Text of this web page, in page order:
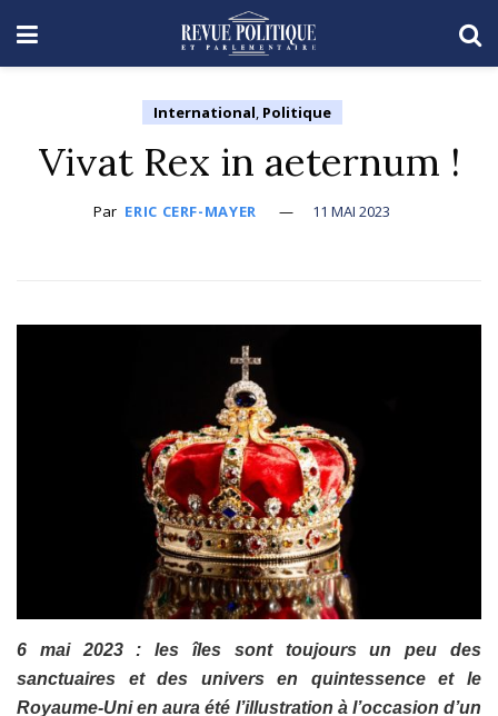
International, Politique
Vivat Rex in aeternum !
Par ERIC CERF-MAYER 11 MAI 2023
6 mai 2023 : les îles sont toujours un peu des
sanctuaires et des univers en quintessence et le
Royaume-Uni en aura été l’illustration à l’occasion d’un